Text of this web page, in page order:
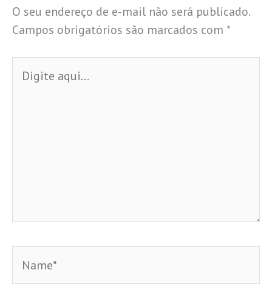
O seu endereço de e-mail não será publicado.
Campos obrigatórios são marcados com *
aqui...